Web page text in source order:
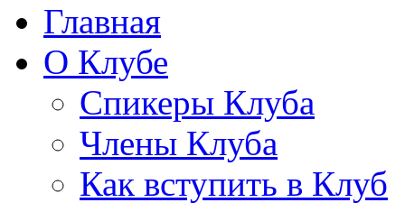
Главная
О Клубе
Спикеры Клуба
Члены Клуба
Как вступить в Клуб